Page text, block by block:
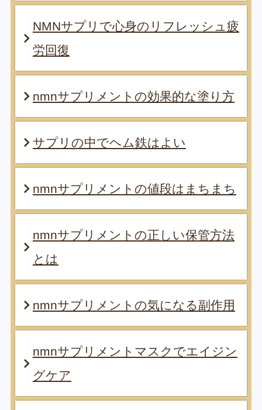
NMNサプリで心身のリフレッシュ疲
労回復
nmnサプリメントの効果的な塗り方
サプリの中でヘム鉄はよい
nmnサプリメントの値段はまちまち
nmnサプリメントの正しい保管方法
とは
nmnサプリメントの気になる副作用
nmnサプリメントマスクでエイジン
グケア